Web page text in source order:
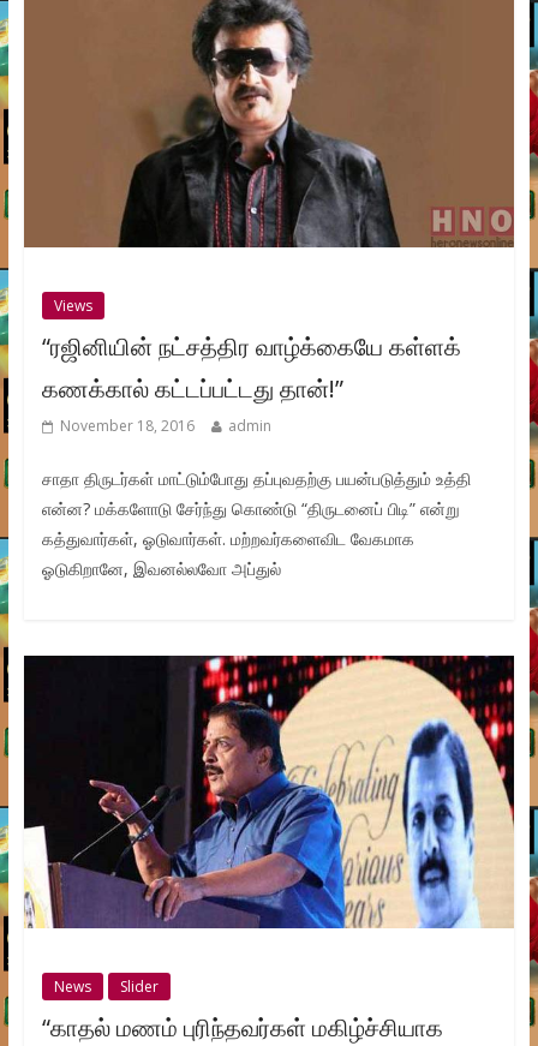
Views
“ரஜினியின் நட்சத்திர வாழ்க்கையே கள்ளக்
கணக்கால் கட்டப்பட்டது தான்!”
November 18, 2016 admin
சாதா திருடர்கள் மாட்டும்போது தப்புவதற்கு பயன்படுத்தும் உத்தி
என்ன? மக்களோடு சேர்ந்து கொண்டு “திருடனைப் பிடி” என்று
கத்துவார்கள், ஓடுவார்கள். மற்றவர்களைவிட வேகமாக
ஓடுகிறானே, இவனல்லவோ அப்துல்
News Slider
“காதல் மணம் புரிந்தவர்கள் மகிழ்ச்சியாக